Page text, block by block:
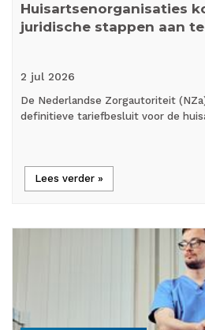
Huisartsenorganisaties
juridische stappen aan
2 jul 2026
De Nederlandse Zorgautoriteit
definitieve tariefbesluit voor de
Lees verder »